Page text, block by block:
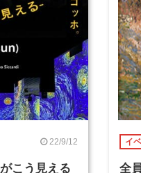
22/9/12
こう見える
イ
全